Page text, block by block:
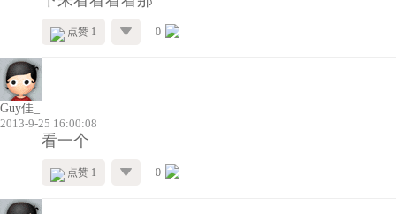
点赞 1 0
Guy佳_
2013-9-25 16:00:08
看一个
点赞 1 0